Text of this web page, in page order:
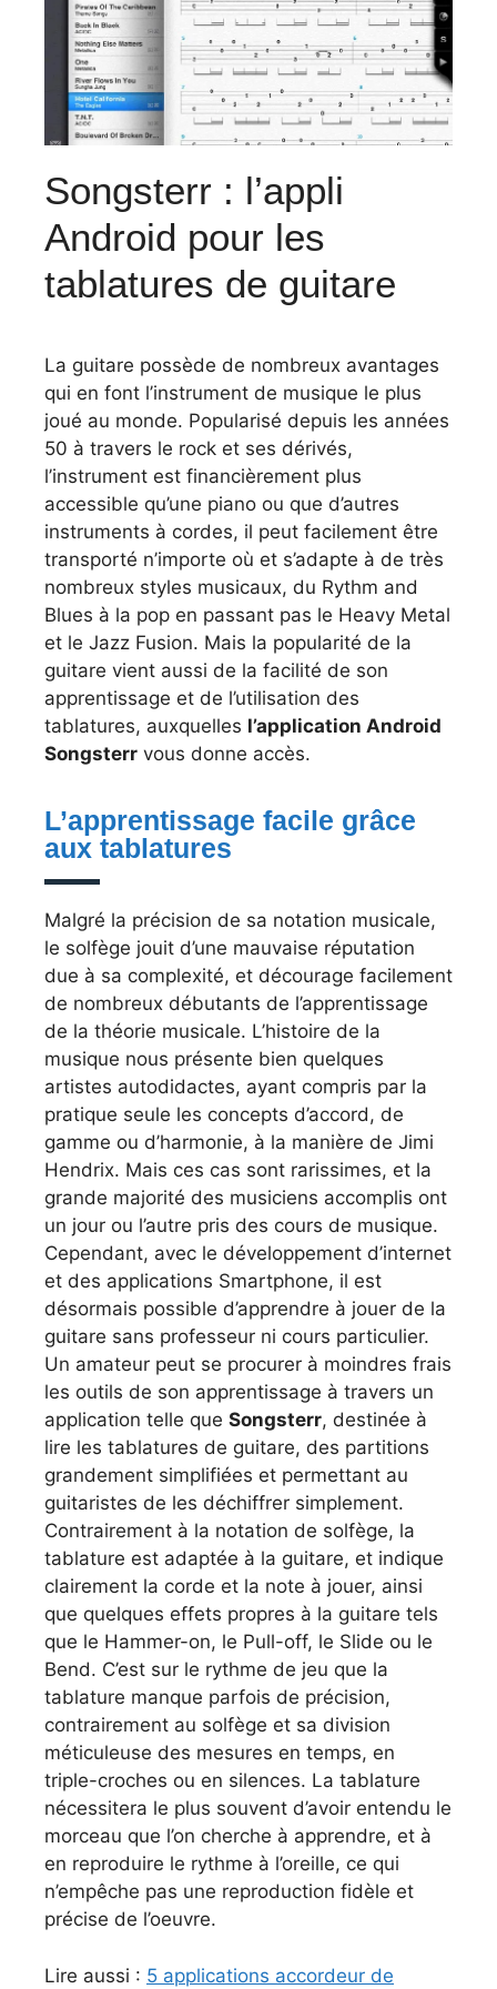
Songsterr : l’appli
Android pour les
tablatures de guitare
La guitare possède de nombreux avantages
qui en font l’instrument de musique le plus
joué au monde. Popularisé depuis les années
50 à travers le rock et ses dérivés,
l’instrument est financièrement plus
accessible qu’une piano ou que d’autres
instruments à cordes, il peut facilement être
transporté n’importe où et s’adapte à de très
nombreux styles musicaux, du Rythm and
Blues à la pop en passant pas le Heavy Metal
et le Jazz Fusion. Mais la popularité de la
guitare vient aussi de la facilité de son
apprentissage et de l’utilisation des
tablatures, auxquelles l’application Android
Songsterr vous donne accès.
L’apprentissage facile grâce
aux tablatures
Malgré la précision de sa notation musicale,
le solfège jouit d’une mauvaise réputation
due à sa complexité, et décourage facilement
de nombreux débutants de l’apprentissage
de la théorie musicale. L’histoire de la
musique nous présente bien quelques
artistes autodidactes, ayant compris par la
pratique seule les concepts d’accord, de
gamme ou d’harmonie, à la manière de Jimi
Hendrix. Mais ces cas sont rarissimes, et la
grande majorité des musiciens accomplis ont
un jour ou l’autre pris des cours de musique.
Cependant, avec le développement d’internet
et des applications Smartphone, il est
désormais possible d’apprendre à jouer de la
guitare sans professeur ni cours particulier.
Un amateur peut se procurer à moindres frais
les outils de son apprentissage à travers un
application telle que Songsterr, destinée à
lire les tablatures de guitare, des partitions
grandement simplifiées et permettant au
guitaristes de les déchiffrer simplement.
Contrairement à la notation de solfège, la
tablature est adaptée à la guitare, et indique
clairement la corde et la note à jouer, ainsi
que quelques effets propres à la guitare tels
que le Hammer-on, le Pull-off, le Slide ou le
Bend. C’est sur le rythme de jeu que la
tablature manque parfois de précision,
contrairement au solfège et sa division
méticuleuse des mesures en temps, en
triple-croches ou en silences. La tablature
nécessitera le plus souvent d’avoir entendu le
morceau que l’on cherche à apprendre, et à
en reproduire le rythme à l’oreille, ce qui
n’empêche pas une reproduction fidèle et
précise de l’oeuvre.
Lire aussi : 5 applications accordeur de